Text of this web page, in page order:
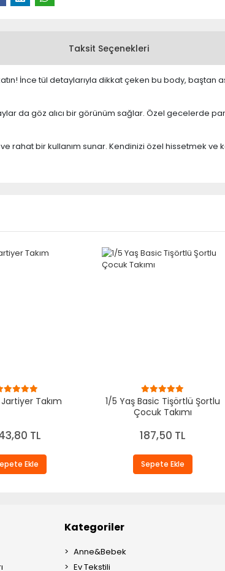
Taksit Seçenekleri
İnce tül detaylarıyla dikkat çeken bu body, baştan
da göz alıcı bir görünüm sağlar. Özel gecelerde
rahat bir kullanım sunar. Kendinizi özel hissetmek
Jartiyer Takım
TL
Ekle
1/5 Yaş Basic Tişörtlü Şortlu
Çocuk Takımı
187,50 TL
Sepete Ekle
Kategoriler
Anne&Bebek
Ev Tekstili